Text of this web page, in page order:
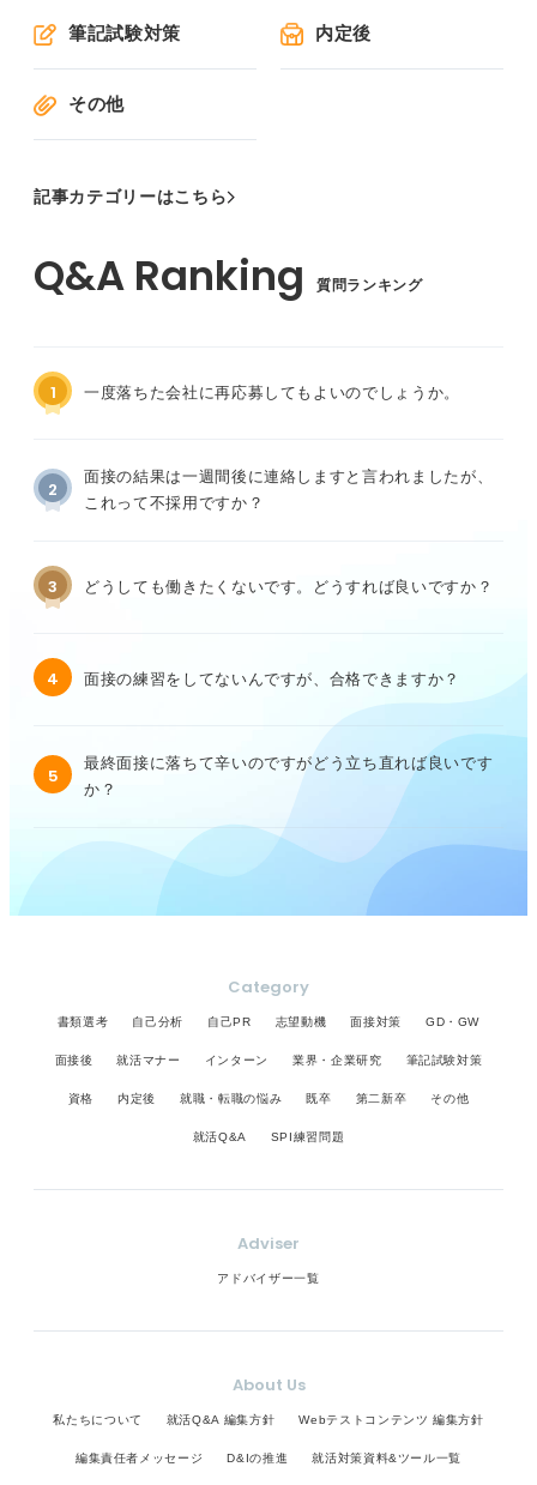
筆記試験対策 内定後
その他
記事カテゴリーはこちら
質問ランキング
1 一度落ちた会社に再応募してもよいのでしょうか。
2
面接の結果は一週間後に連絡しますと言われましたが、
これって不採用ですか？
3 どうしても働きたくないです。どうすれば良いですか？
4 面接の練習をしてないんですが、合格できますか？
5
最終面接に落ちて辛いのですがどう立ち直れば良いです
か？
Category
書類選考 自己分析 自己PR 志望動機 面接対策 GD・GW
面接後 就活マナー インターン 業界・企業研究 筆記試験対策
資格 内定後 就職・転職の悩み 既卒 第二新卒 その他
就活Q&A SPI練習問題
Adviser
アドバイザー一覧
About Us
私たちについて 就活Q&A 編集方針 Webテストコンテンツ 編集方針
編集責任者メッセージ D&Iの推進 就活対策資料&ツール一覧